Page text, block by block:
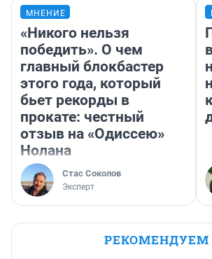
МНЕНИЕ
«Никого нельзя
победить». О чем
главный блокбастер
этого года, который
бьет рекорды в
прокате: честный
отзыв на «Одиссею»
Нолана
Стас Соколов
Эксперт
РЕКОМЕНДУЕМ